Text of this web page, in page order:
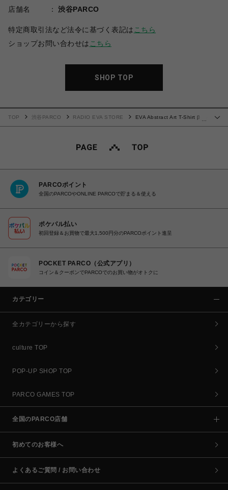
店舗名
渋谷PARCO
特定商取引法など法令に基づく表記は こちら
ショップお問い合わせは こちら
SHOP TOP
TOP 渋谷PARCO RADIO EVA STORE
EVA Abstract Art T-Shirt β (8
PARCOポイント
全国のPARCOやONLINE PARCOで貯まる＆使える
ポケパル払い
初回登録＆お買物で最大1,500円分のPARCOポイント進呈
POCKET PARCO（公式アプリ）
コイン＆クーポンでPARCOでのお買い物がオトクに
カテゴリー
全カテゴリーから探す
culture TOP
POP-UP SHOP TOP
PARCO GAMES TOP
全国のPARCO店舗
初めてのお客様へ
よくあるご質問 / お問い合わせ